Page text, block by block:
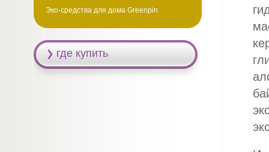
Эко-средства для дома Greenpin
где купить